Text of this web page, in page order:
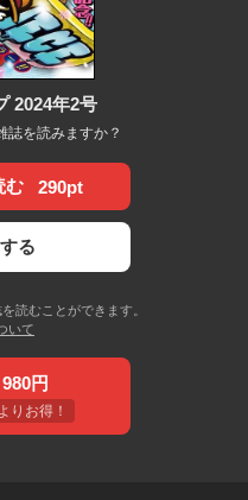
2024年2号
誌を読みますか？
む 290pt
る
読むことができます。
いて
980円
りお得！